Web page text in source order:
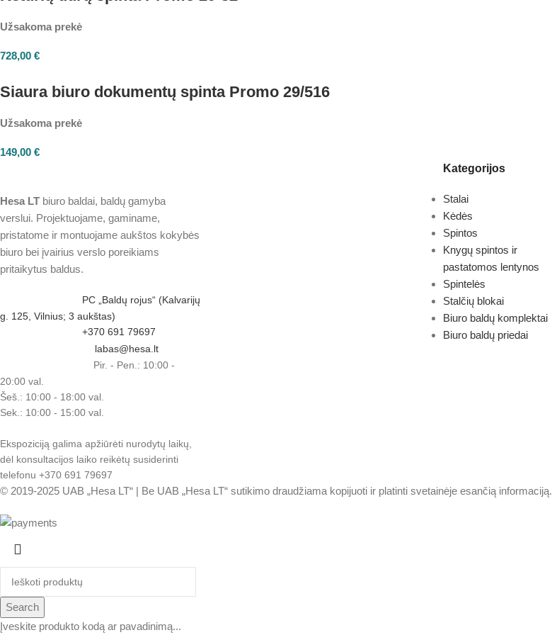
Užsakoma prekė
728,00 €
Siaura biuro dokumentų spinta Promo 29/516
Užsakoma prekė
149,00 €
Hesa LT biuro baldai, baldų gamyba
verslui. Projektuojame, gaminame,
pristatome ir montuojame aukštos kokybės
biuro bei įvairius verslo poreikiams
pritaikytus baldus.
PC „Baldų rojus“ (Kalvarijų
g. 125, Vilnius; 3 aukštas)
+370 691 79697
labas@hesa.lt
Pir. - Pen.: 10:00 -
20:00 val.
Šeš.: 10:00 - 18:00 val.
Sek.: 10:00 - 15:00 val.
Ekspoziciją galima apžiūrėti nurodytų laikų,
dėl konsultacijos laiko reikėtų susiderinti
telefonu +370 691 79697
Kategorijos
Stalai
Kėdės
Spintos
Knygų spintos ir
pastatomos lentynos
Spintelės
Stalčių blokai
Biuro baldų komplektai
Biuro baldų priedai
© 2019-2025 UAB „Hesa LT“ | Be UAB „Hesa LT“ sutikimo draudžiama kopijuoti ir platinti svetainėje esančią informaciją.
Search
Įveskite produkto kodą ar pavadinimą...